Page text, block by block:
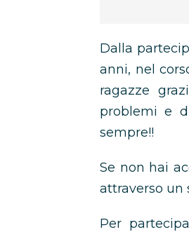
Dalla
anni, nel
ragazze
problemi e
sempre!!
Se non hai
attraverso un
Per